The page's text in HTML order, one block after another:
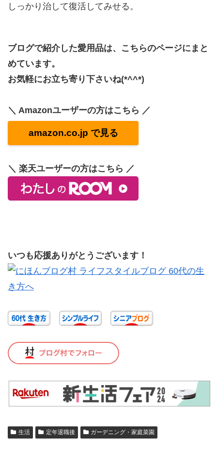
しっかり治して復活してみせる。
ブログで紹介した愛用品は、こちらのページにまと
めています。
お気軽にお立ち寄り下さいね(*^^*)
＼ Amazonユーザーの方はこちら ／
amazon.co.jp で見る
＼ 楽天ユーザーの方はこちら ／
いつも応援ありがとうございます！
生活 定年退職後 ガーデニング・家庭菜園